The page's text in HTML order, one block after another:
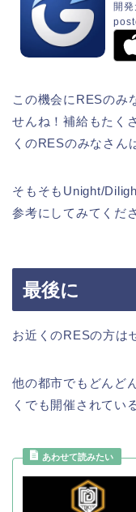
開
この機会にRESのみ
せんね！補給もたく
くのRESのみなさん
そもそもUnight/
参考にしてみてくだ
最後に
お近くのRESの方は
他の都市でもどんど
くでも開催されてい